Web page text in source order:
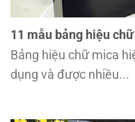
11 mẫu bảng hiệu
Bảng hiệu chữ mica
dụng và được nhiều...